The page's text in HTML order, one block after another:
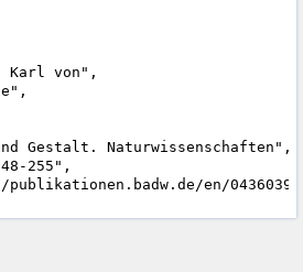
Karl von",
Gestalt. Naturwissenschaften",
255",
en/